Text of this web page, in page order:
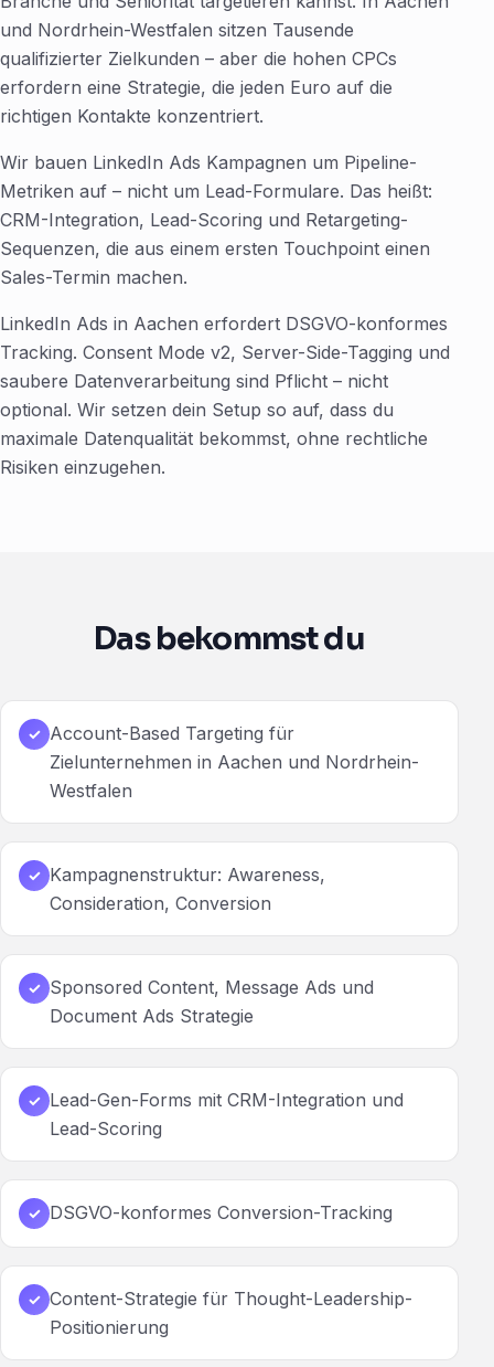
und Nordrhein-Westfalen sitzen Tausende
qualifizierter Zielkunden – aber die hohen CPCs
erfordern eine Strategie, die jeden Euro auf die
richtigen Kontakte konzentriert.
Wir bauen LinkedIn Ads Kampagnen um Pipeline-
Metriken auf – nicht um Lead-Formulare. Das heißt:
CRM-Integration, Lead-Scoring und Retargeting-
Sequenzen, die aus einem ersten Touchpoint einen
Sales-Termin machen.
LinkedIn Ads in Aachen erfordert DSGVO-konformes
Tracking. Consent Mode v2, Server-Side-Tagging und
saubere Datenverarbeitung sind Pflicht – nicht
optional. Wir setzen dein Setup so auf, dass du
maximale Datenqualität bekommst, ohne rechtliche
Risiken einzugehen.
Das bekommst du
✓ Account-Based Targeting für
Zielunternehmen in Aachen und Nordrhein-
Westfalen
✓ Kampagnenstruktur: Awareness,
Consideration, Conversion
✓ Sponsored Content, Message Ads und
Document Ads Strategie
✓ Lead-Gen-Forms mit CRM-Integration und
Lead-Scoring
✓ DSGVO-konformes Conversion-Tracking
✓ Content-Strategie für Thought-Leadership-
Positionierung